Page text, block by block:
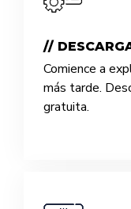
//
Comience a
más tarde.
gratuita.